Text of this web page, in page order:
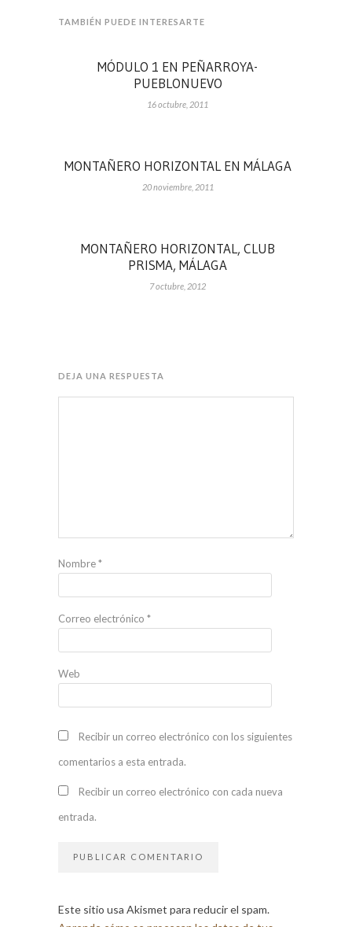
TAMBIÉN PUEDE INTERESARTE
MÓDULO 1 EN PEÑARROYA-
PUEBLONUEVO
16 octubre, 2011
MONTAÑERO HORIZONTAL EN MÁLAGA
20 noviembre, 2011
MONTAÑERO HORIZONTAL, CLUB
PRISMA, MÁLAGA
7 octubre, 2012
DEJA UNA RESPUESTA
Nombre*
Correo electrónico *
Web
Recibir un correo electrónico con los siguientes
comentarios a esta entrada.
Recibir un correo electrónico con cada nueva
entrada.
Este sitio usa Akismet para reducir el spam.